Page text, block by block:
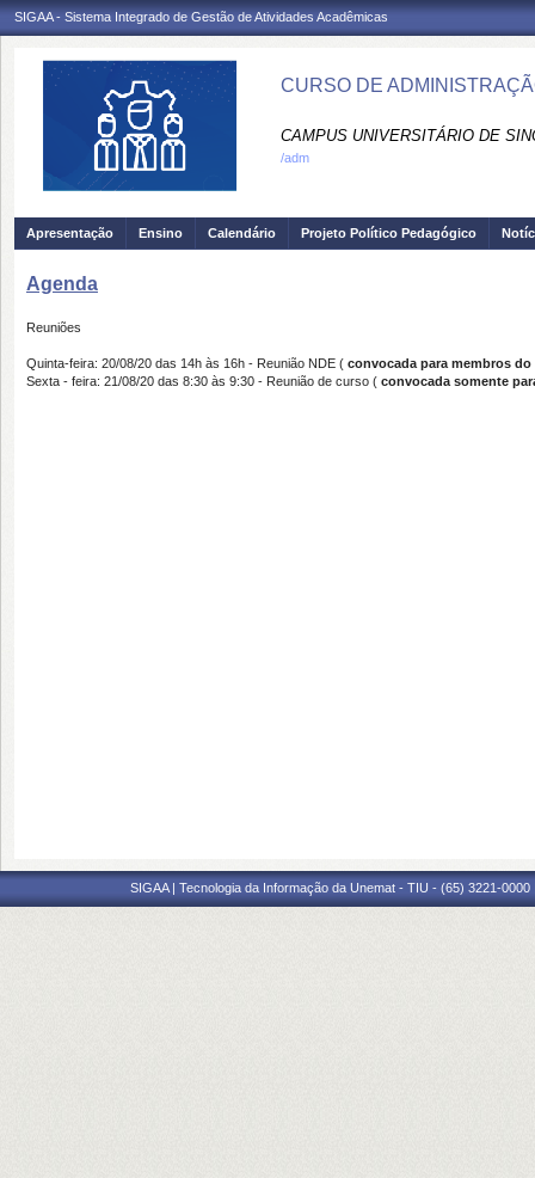
SIGAA - Sistema Integrado de Gestão de Atividades Acadêmicas
CURSO DE
CAMPUS UNIVERSITÁRIO DE
/adm
Apresentação Ensino Calendário Projeto Político Pedagógico
Agenda
Reuniões
Quinta-feira: 20/08/20 das 14h às 16h - Reunião NDE ( convocada para membros do
Sexta - feira: 21/08/20 das 8:30 às 9:30 - Reunião de curso ( convocada somente
SIGAA | Tecnologia da Informação da Unemat - TIU - (65) 3221-